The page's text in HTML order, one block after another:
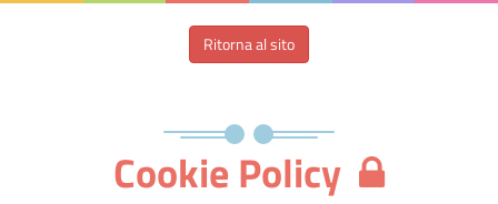
Ritorna al sito
Cookie Policy